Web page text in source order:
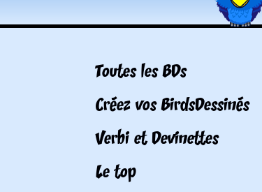
Toutes les BDs
Créez vos BirdsDessinés
Verbi et Devinettes
Le top